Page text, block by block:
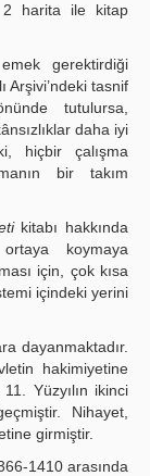
2 harita ile kitap
gerektirdiği
Arşivi’ndeki tasnif
tutulursa,
daha iyi
hiçbir çalışma
bir takım
kitabı hakkında
koymaya
için, çok kısa
içindeki yerini
dayanmaktadır.
hakimiyetine
Yüzyılın ikinci
Nihayet,
girmiştir.
1410 arasında